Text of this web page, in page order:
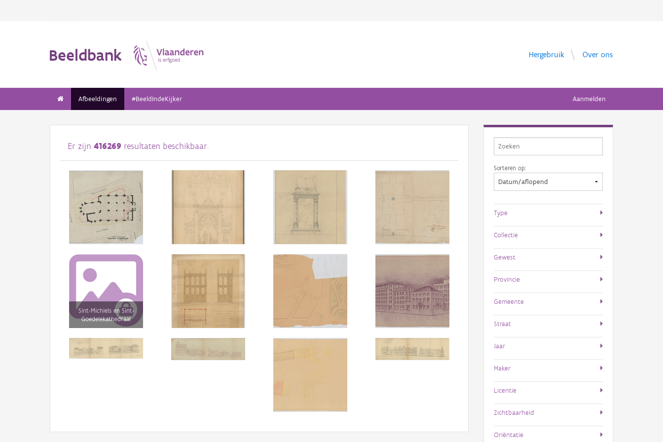
Beeldbank Hergebruik Over ons
Afbeeldingen #BeeldIndeKijker Aanmelden
Er zijn 416269 resultaten beschikbaar.
Sint-Michiels en Sint-
Goedelekathedraal
Sorteren op:
Type
Collectie
Gewest
Provincie
Gemeente
Straat
Jaar
Maker
Licentie
Zichtbaarheid
Oriëntatie